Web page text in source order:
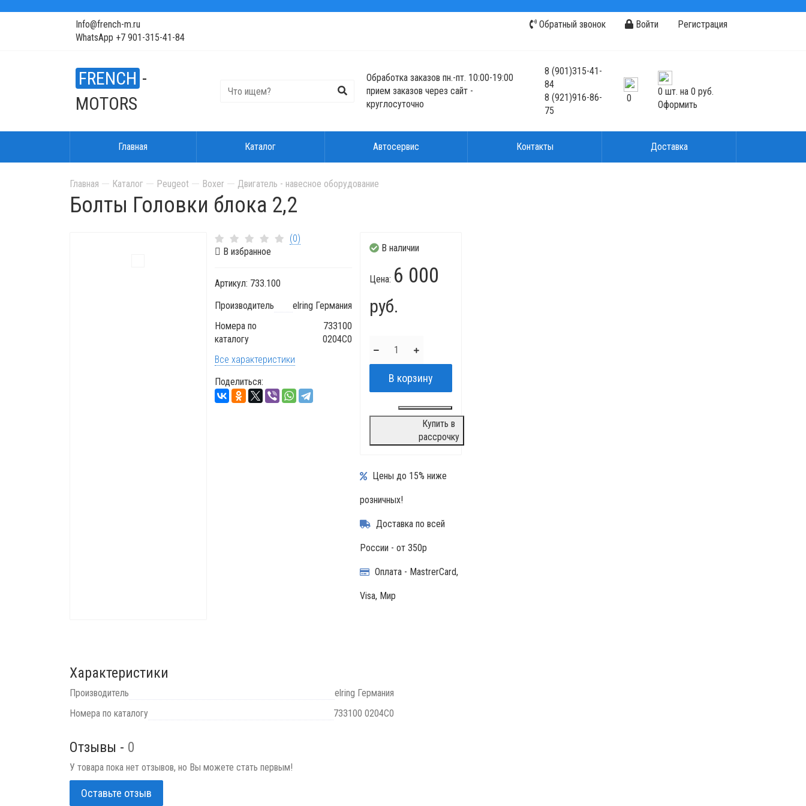
Info@french-m.ru
WhatsApp +7 901-315-41-84
Обратный звонок Войти Регистрация
FRENCH -
MOTORS
Обработка заказов пн.-пт. 10:00-19:00
прием заказов через сайт -
круглосуточно
8(901)315-41-
84
8(921)916-86-
75
0
0 шт. на 0 руб.
Оформить
Главная Каталог Автосервис Контакты Доставка
Главная Каталог Peugeot Boxer Двигатель - навесное оборудование
Болты Головки блока 2,2
(0)
В избранное
Артикул: 733.100
Производитель
elring Германия
Номера по
каталогу
733100
0204C0
Все характеристики
Поделиться:
В наличии
Цена: 6 000
руб.
Купить в
рассрочку
Цены до 15% ниже
розничных!
Доставка по всей
России - от 350р
Оплата - MastrerCard,
Visa, Мир
Характеристики
Производитель
elring Германия
Номера по каталогу
733100 0204C0
Отзывы - 0
У товара пока нет отзывов, но Вы можете стать первым!
Оставьте отзыв